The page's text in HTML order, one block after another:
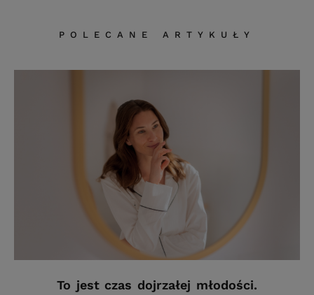
POLECANE ARTYKUŁY
To jest czas dojrzałej młodości.